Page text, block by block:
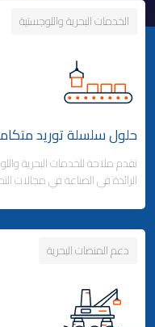
الخدمات البحرية واللوجستية
حلول سلسلة توريد
تقدم ملاحة للخدمات البحرية
الرائدة في الصناعة في مجالات
حلول سلسلة توريد
شحن الحاويات
دعم المنصات البحرية